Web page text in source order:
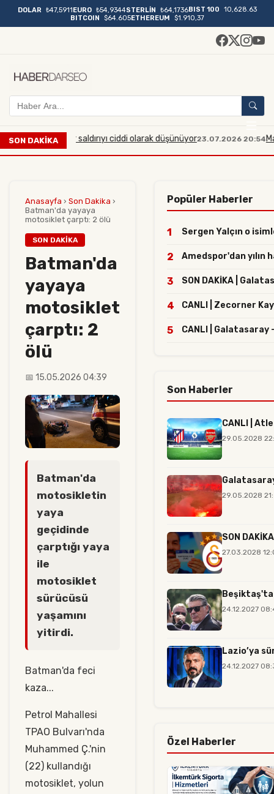
DOLAR ₺47,5911EURO ₺54,9344STERLİN ₺64,1736BIST 100
10,628.63
BITCOIN
$64.605ETHEREUM $1.910,37
SON DAKİKA
çaplı bir saldırıyı ciddi olarak düşünüyor23.07.2026 20:54Manisa'da
Anasayfa › Son Dakika ›
Batman'da yayaya
motosiklet çarptı: 2 ölü
SON DAKIKA
Batman'da
yayaya
motosiklet
çarptı: 2
ölü
📅 15.05.2026 04:39
Batman'da
motosikletin
yaya
geçidinde
çarptığı yaya
ile
motosiklet
sürücüsü
yaşamını
yitirdi.
Batman'da feci
kaza...
Petrol Mahallesi
TPAO Bulvarı'nda
Muhammed Ç.'nin
(22) kullandığı
motosiklet, yolun
Popüler Haberler
1 Sergen Yalçın o
2 Amedspor'dan yılın
3 SON DAKİKA |
4 CANLI | Zecorner
5 CANLI | Galatasaray
Son Haberler
CANLI |
29.05.2028
29.05.2028
SON
27.03.2028
Beşiktaş'ta
24.12.2027
Lazio’ya
24.12.2027
Özel Haberler